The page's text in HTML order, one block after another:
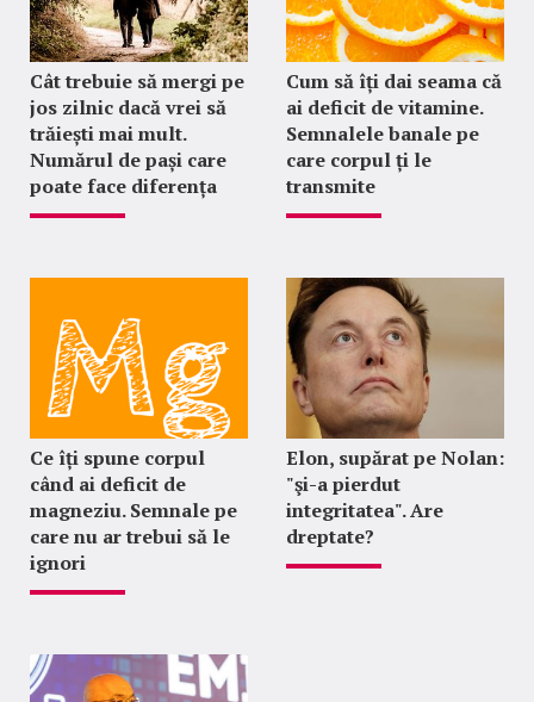
Cât trebuie să mergi pe
jos zilnic dacă vrei să
trăiești mai mult.
Numărul de pași care
poate face diferența
Cum să îți dai seama că
ai deficit de vitamine.
Semnalele banale pe
care corpul ți le
transmite
Ce îți spune corpul
când ai deficit de
magneziu. Semnale pe
care nu ar trebui să le
ignori
Elon, supărat pe Nolan:
"şi-a pierdut
integritatea". Are
dreptate?